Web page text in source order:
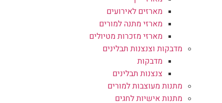
מארזים לאירועים
מארזי מתנה למורים
מארזי מזכרות מטיולים
מדבקות וצנצנות תבלינים
מדבקות
צנצנות תבלינים
מתנות מעוצבות למורים
מתנות אישיות לחגים